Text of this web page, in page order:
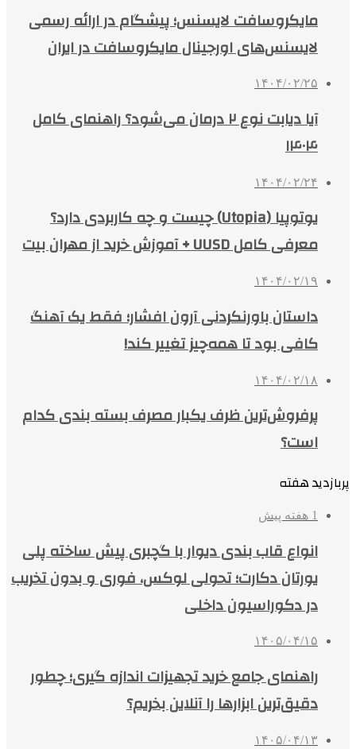
مایکروسافت لایسنس؛ پیشگام در ارائه رسمی
لایسنس‌های اورجینال مایکروسافت در ایران
۱۴۰۴/۰۲/۲۵
آیا دیابت نوع ۲ درمان می‌شود؟ راهنمای کامل
۱۴۰۴
۱۴۰۴/۰۲/۲۴
یوتوپیا (Utopia) چیست و چه کاربردی دارد؟
معرفی کامل UUSD + آموزش خرید از مهران بیت
۱۴۰۴/۰۲/۱۹
داستان باورنکردنی آرون افشار؛ فقط یک آهنگ
کافی بود تا همه‌چیز تغییر کند!
۱۴۰۴/۰۲/۱۸
پرفروش‌ترین ظرف یکبار مصرف بسته بندی کدام
است؟
پربازدید هفته
1 هفته پیش
انواع قاب بندی دیوار با گچبری پیش ساخته پلی
یورتان دکارت؛ تحولی لوکس، فوری و بدون تخریب
در دکوراسیون داخلی
۱۴۰۵/۰۴/۱۵
راهنمای جامع خرید تجهیزات اندازه گیری؛ چطور
دقیق‌ترین ابزارها را آنلاین بخریم؟
۱۴۰۵/۰۴/۱۳